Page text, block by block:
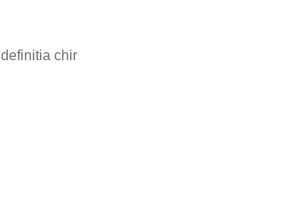
definitia chir